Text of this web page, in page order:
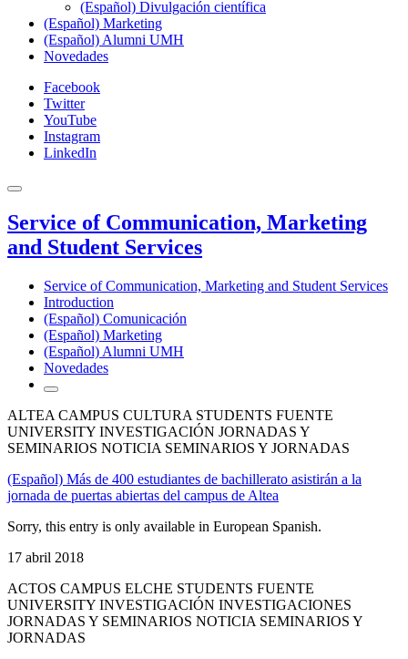
(Español) Divulgación científica
(Español) Marketing
(Español) Alumni UMH
Novedades
Facebook
Twitter
YouTube
Instagram
LinkedIn
Service of Communication, Marketing
and Student Services
Service of Communication, Marketing and Student Services
Introduction
(Español) Comunicación
(Español) Marketing
(Español) Alumni UMH
Novedades
ALTEA CAMPUS CULTURA STUDENTS FUENTE
UNIVERSITY INVESTIGACIÓN JORNADAS Y
SEMINARIOS NOTICIA SEMINARIOS Y JORNADAS
(Español) Más de 400 estudiantes de bachillerato asistirán a la
jornada de puertas abiertas del campus de Altea
Sorry, this entry is only available in European Spanish.
17 abril 2018
ACTOS CAMPUS ELCHE STUDENTS FUENTE
UNIVERSITY INVESTIGACIÓN INVESTIGACIONES
JORNADAS Y SEMINARIOS NOTICIA SEMINARIOS Y
JORNADAS